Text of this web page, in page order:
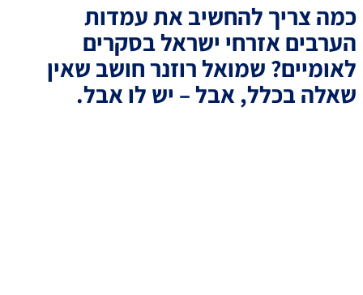
כמה צריך להחשיב את עמדות
הערבים אזרחי ישראל בסקרים
לאומיים? שמואל רוזנר חושב שאין
שאלה בכלל, אבל – יש לו אבל.